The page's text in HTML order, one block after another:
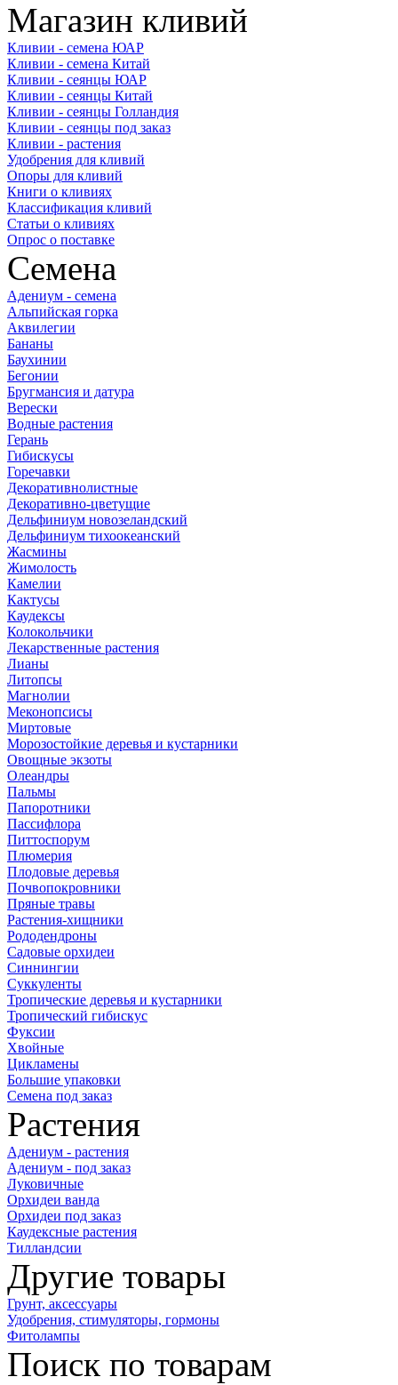
Магазин кливий
Кливии - семена ЮАР
Кливии - семена Китай
Кливии - сеянцы ЮАР
Кливии - сеянцы Китай
Кливии - сеянцы Голландия
Кливии - сеянцы под заказ
Кливии - растения
Удобрения для кливий
Опоры для кливий
Книги о кливиях
Классификация кливий
Статьи о кливиях
Опрос о поставке
Семена
Адениум - семена
Альпийская горка
Аквилегии
Бананы
Баухинии
Бегонии
Бругмансия и датура
Верески
Водные растения
Герань
Гибискусы
Горечавки
Декоративнолистные
Декоративно-цветущие
Дельфиниум новозеландский
Дельфиниум тихоокеанский
Жасмины
Жимолость
Камелии
Кактусы
Каудексы
Колокольчики
Лекарственные растения
Лианы
Литопсы
Магнолии
Меконопсисы
Миртовые
Морозостойкие деревья и кустарники
Овощные экзоты
Олеандры
Пальмы
Папоротники
Пассифлора
Питтоспорум
Плюмерия
Плодовые деревья
Почвопокровники
Пряные травы
Растения-хищники
Рододендроны
Садовые орхидеи
Синнингии
Суккуленты
Тропические деревья и кустарники
Тропический гибискус
Фуксии
Хвойные
Цикламены
Большие упаковки
Семена под заказ
Растения
Адениум - растения
Адениум - под заказ
Луковичные
Орхидеи ванда
Орхидеи под заказ
Каудексные растения
Тилландсии
Другие товары
Грунт, аксессуары
Удобрения, стимуляторы, гормоны
Фитолампы
Поиск по товарам